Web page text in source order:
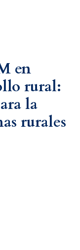
en
rural:
la
rurales